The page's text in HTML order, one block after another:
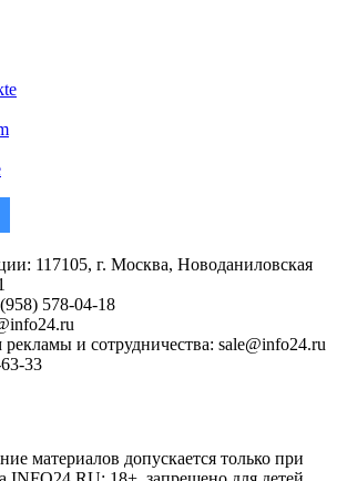
117105, г. Москва, Новоданиловская
578-04-18
и сотрудничества: sale@info24.ru
33
материалов допускается только при